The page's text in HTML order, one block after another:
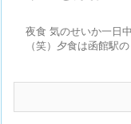
夜食 気のせいか一日
（笑）夕食は函館駅